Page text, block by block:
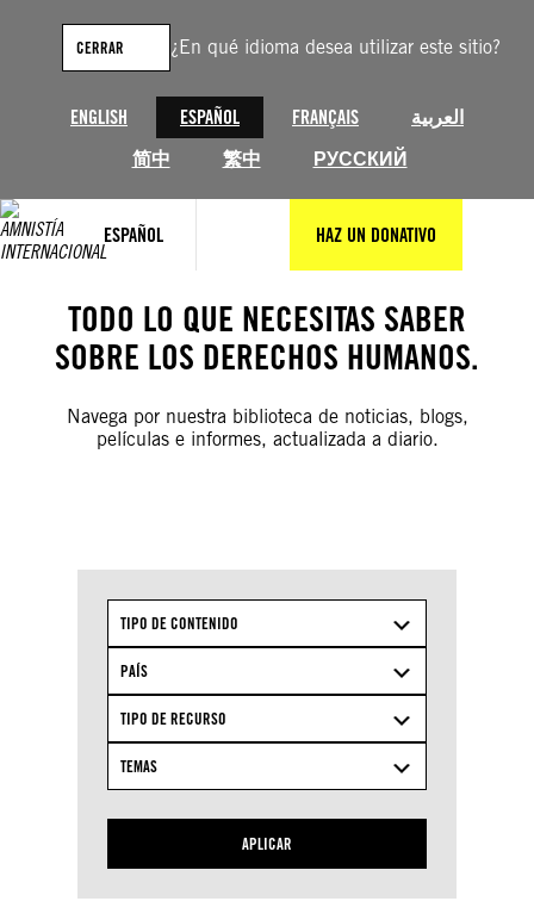
¿En qué idioma desea utilizar este sitio?
ENGLISH ESPAÑOL FRANÇAIS
العربية
简中
繁中 РУССКИЙ
CERRAR
ESPAÑOL HAZ UN DONATIVO
contenido
TODO LO QUE NECESITAS SABER
SOBRE LOS DERECHOS HUMANOS.
Navega por nuestra biblioteca de noticias, blogs,
películas e informes, actualizada a diario.
TIPO DE CONTENIDO
PAÍS
TIPO DE RECURSO
TEMAS
APLICAR